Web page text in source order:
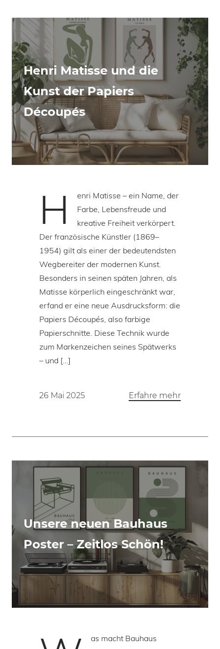
Henri Matisse und die
Kunst der Papiers
Découpés
H
enri Matisse – ein Name, der
Farbe, Lebensfreude und
kreative Freiheit verkörpert.
Der französische Künstler (1869–
1954) gilt als einer der bedeutendsten
Wegbereiter der modernen Kunst.
Besonders in seinen späten Jahren, als
Matisse körperlich eingeschränkt war,
erfand er eine neue Ausdrucksform: die
Papiers Découpés, also farbige
Papierschnitte. Diese Technik wurde
zum Markenzeichen seines Spätwerks
– und […]
26 Mai 2025 Erfahre mehr
Unsere neuen Bauhaus
Poster – Zeitlos Schön!
as macht Bauhaus